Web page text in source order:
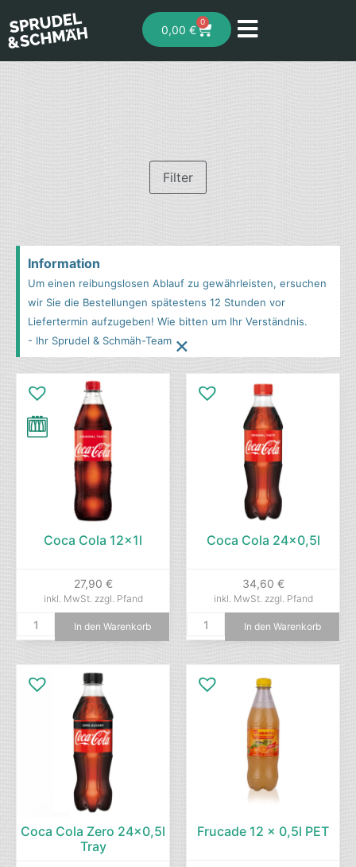
0,00€
0
Filter
Information
Um einen reibungslosen Ablauf zu gewährleisten, ersuchen
wir Sie die Bestellungen spätestens 12 Stunden vor
Liefertermin aufzugeben! Wie bitten um Ihr Verständnis.
- Ihr Sprudel & Schmäh-Team ×
Coca Cola 12x1l
27,90 €
inkl. MwSt. zzgl. Pfand
In den Warenkorb
Coca Cola 24×0,5l
34,60 €
inkl. MwSt. zzgl. Pfand
In den Warenkorb
Coca Cola Zero 24×0,5l
Tray
Frucade 12 x 0,5l PET